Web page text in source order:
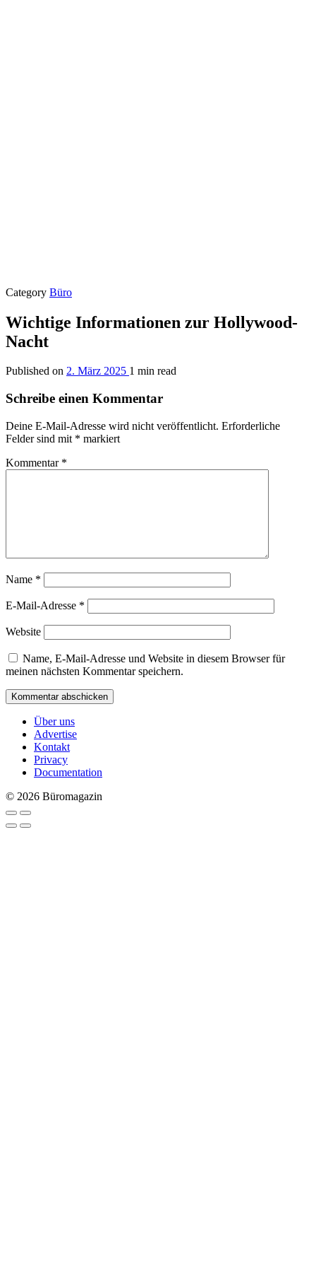
Category Büro
Wichtige Informationen zur Hollywood-
Nacht
Published on 2. März 2025 1 min read
Schreibe einen Kommentar
Deine E-Mail-Adresse wird nicht veröffentlicht. Erforderliche
Felder sind mit * markiert
Kommentar *
Name *
E-Mail-Adresse *
Website
Name, E-Mail-Adresse und Website in diesem Browser für
meinen nächsten Kommentar speichern.
Über uns
Advertise
Kontakt
Privacy
Documentation
© 2026 Büromagazin